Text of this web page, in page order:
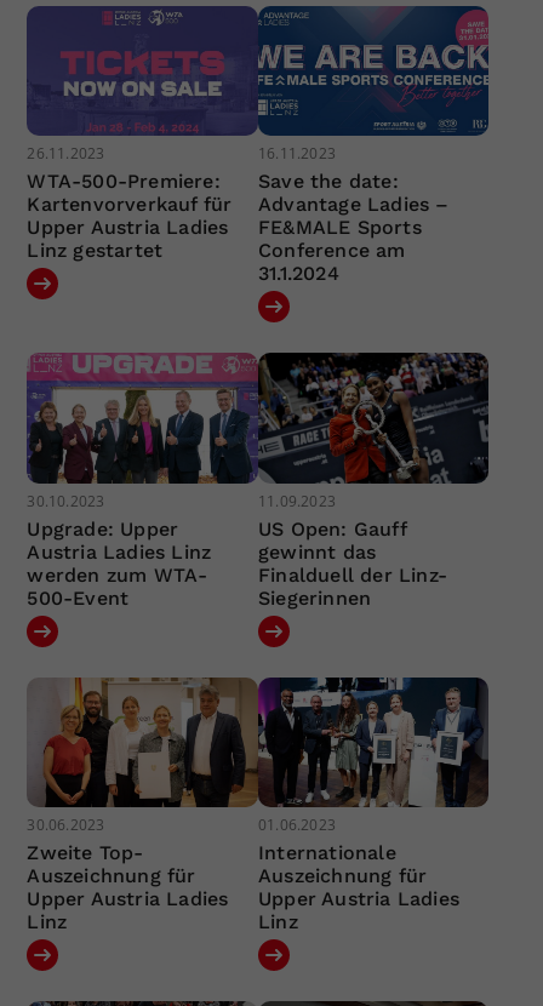
26.11.2023
WTA-500-Premiere:
Kartenvorverkauf für
Upper Austria Ladies
Linz gestartet
16.11.2023
Save the date:
Advantage Ladies –
FE&MALE Sports
Conference am
31.1.2024
30.10.2023
Upgrade: Upper
Austria Ladies Linz
werden zum WTA-
500-Event
11.09.2023
US Open: Gauff
gewinnt das
Finalduell der Linz-
Siegerinnen
30.06.2023
Zweite Top-
Auszeichnung für
Upper Austria Ladies
Linz
01.06.2023
Internationale
Auszeichnung für
Upper Austria Ladies
Linz